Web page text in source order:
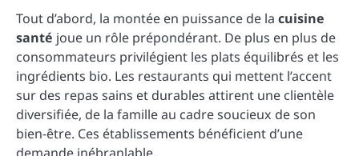
Tout d’abord, la montée en puissance de la cuisine
santé joue un rôle prépondérant. De plus en plus de
consommateurs privilégient les plats équilibrés et les
ingrédients bio. Les restaurants qui mettent l’accent
sur des repas sains et durables attirent une clientèle
diversifiée, de la famille au cadre soucieux de son
bien-être. Ces établissements bénéficient d’une